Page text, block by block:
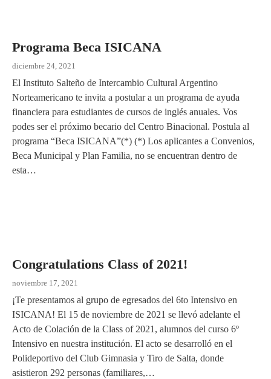
Programa Beca ISICANA
diciembre 24, 2021
El Instituto Salteño de Intercambio Cultural Argentino
Norteamericano te invita a postular a un programa de ayuda
financiera para estudiantes de cursos de inglés anuales. Vos
podes ser el próximo becario del Centro Binacional. Postula al
programa “Beca ISICANA”(*) (*) Los aplicantes a Convenios,
Beca Municipal y Plan Familia, no se encuentran dentro de
esta…
Congratulations Class of 2021!
noviembre 17, 2021
¡Te presentamos al grupo de egresados del 6to Intensivo en
ISICANA! El 15 de noviembre de 2021 se llevó adelante el
Acto de Colación de la Class of 2021, alumnos del curso 6º
Intensivo en nuestra institución. El acto se desarrolló en el
Polideportivo del Club Gimnasia y Tiro de Salta, donde
asistieron 292 personas (familiares,…